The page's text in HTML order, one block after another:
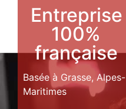
Entreprise
100%
française
Basée à Grasse, Alpes-
Maritimes